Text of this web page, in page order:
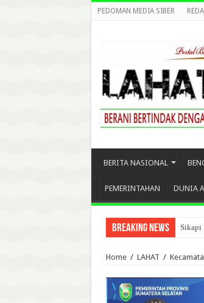
PEDOMAN MEDIA SIBER
BERITA NASIONAL
PEMERINTAHAN DUNIA
Breaking News Sikapi
Home / LAHAT /